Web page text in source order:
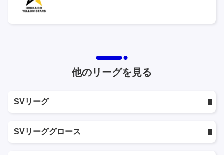
他のリーグを見る
SVリーグ
SVリーググロース